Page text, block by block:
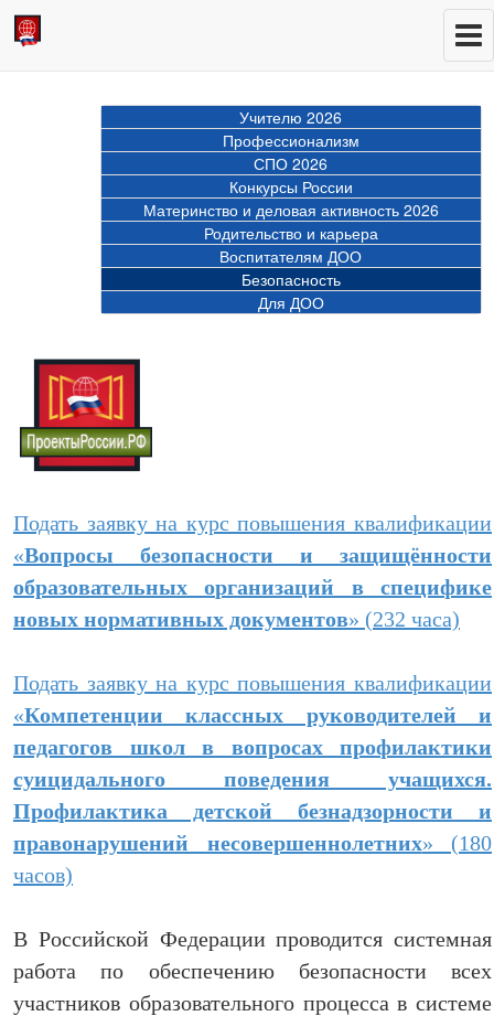
Учителю 2026
Профессионализм
СПО 2026
Конкурсы России
Материнство и деловая активность 2026
Родительство и карьера
Воспитателям ДОО
Безопасность
Для ДОО
Подать заявку на курс повышения квалификации
«Вопросы безопасности и защищённости
образовательных организаций в специфике
новых нормативных документов» (232 часа)
Подать заявку на курс повышения квалификации
«Компетенции классных руководителей и
педагогов школ в вопросах профилактики
суицидального поведения учащихся.
Профилактика детской безнадзорности и
правонарушений несовершеннолетних» (180
часов)
В Российской Федерации проводится системная
работа по обеспечению безопасности всех
участников образовательного процесса в системе